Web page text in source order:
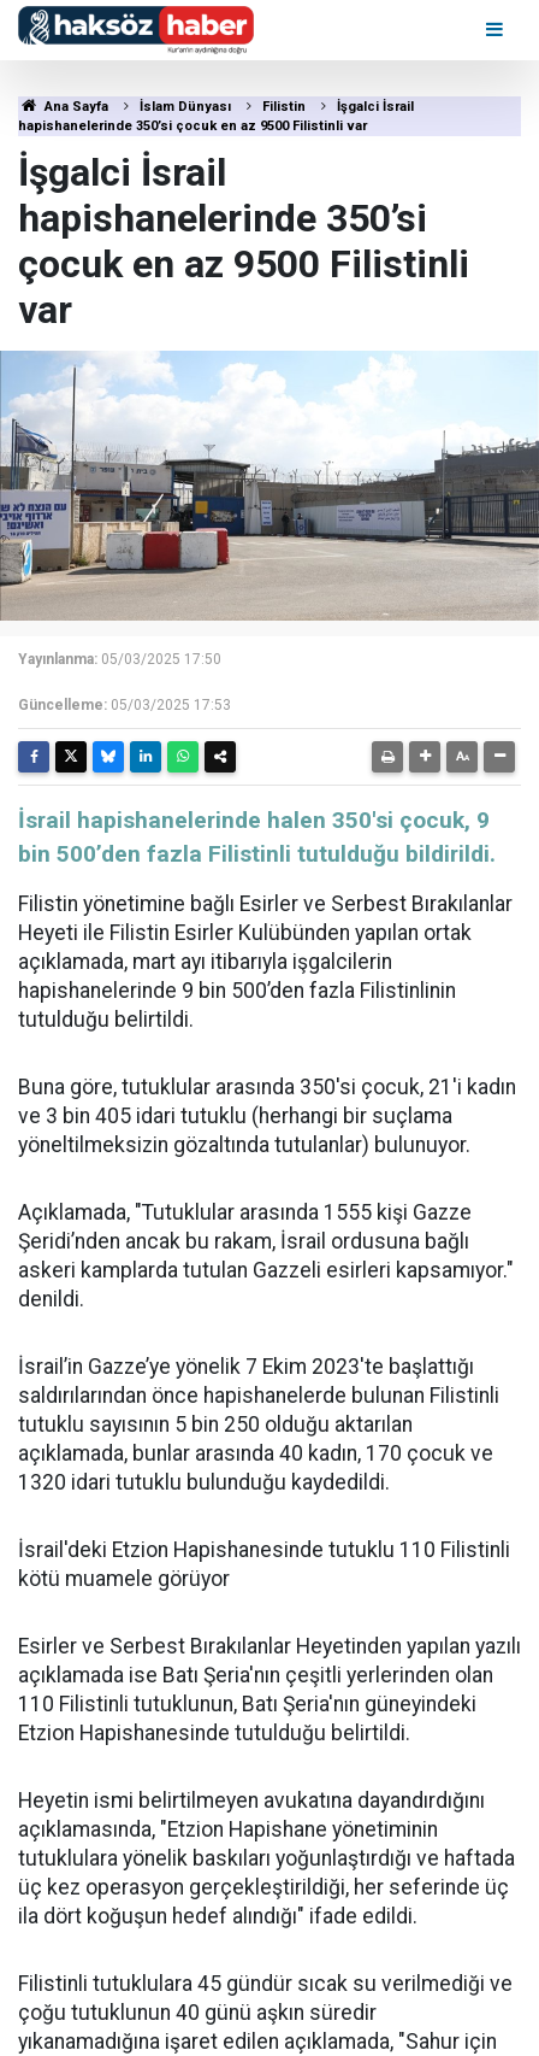
Ana Sayfa İslam Dünyası Filistin
İşgalci İsrail
hapishanelerinde 350’si çocuk en az 9500 Filistinli var
İşgalci İsrail
hapishanelerinde 350’si
çocuk en az 9500 Filistinli
var
Yayınlanma: 05/03/2025 17:50
Güncelleme: 05/03/2025 17:53
İsrail hapishanelerinde halen 350'si çocuk, 9
bin 500’den fazla Filistinli tutulduğu bildirildi.
Filistin yönetimine bağlı Esirler ve Serbest Bırakılanlar
Heyeti ile Filistin Esirler Kulübünden yapılan ortak
açıklamada, mart ayı itibarıyla işgalcilerin
hapishanelerinde 9 bin 500’den fazla Filistinlinin
tutulduğu belirtildi.
Buna göre, tutuklular arasında 350'si çocuk, 21'i kadın
ve 3 bin 405 idari tutuklu (herhangi bir suçlama
yöneltilmeksizin gözaltında tutulanlar) bulunuyor.
Açıklamada, "Tutuklular arasında 1555 kişi Gazze
Şeridi’nden ancak bu rakam, İsrail ordusuna bağlı
askeri kamplarda tutulan Gazzeli esirleri kapsamıyor."
denildi.
İsrail’in Gazze’ye yönelik 7 Ekim 2023'te başlattığı
saldırılarından önce hapishanelerde bulunan Filistinli
tutuklu sayısının 5 bin 250 olduğu aktarılan
açıklamada, bunlar arasında 40 kadın, 170 çocuk ve
1320 idari tutuklu bulunduğu kaydedildi.
İsrail'deki Etzion Hapishanesinde tutuklu 110 Filistinli
kötü muamele görüyor
Esirler ve Serbest Bırakılanlar Heyetinden yapılan yazılı
açıklamada ise Batı Şeria'nın çeşitli yerlerinden olan
110 Filistinli tutuklunun, Batı Şeria'nın güneyindeki
Etzion Hapishanesinde tutulduğu belirtildi.
Heyetin ismi belirtilmeyen avukatına dayandırdığını
açıklamasında, "Etzion Hapishane yönetiminin
tutuklulara yönelik baskıları yoğunlaştırdığı ve haftada
üç kez operasyon gerçekleştirildiği, her seferinde üç
ila dört koğuşun hedef alındığı" ifade edildi.
Filistinli tutuklulara 45 gündür sıcak su verilmediği ve
çoğu tutuklunun 40 günü aşkın süredir
yıkanamadığına işaret edilen açıklamada, "Sahur için